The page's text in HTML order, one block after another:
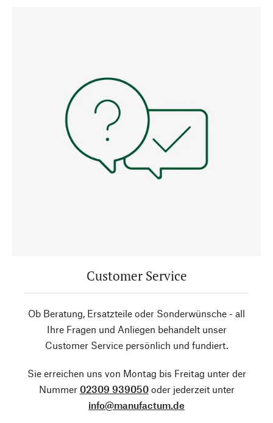
Customer Service
Ob Beratung, Ersatzteile oder Sonderwünsche - all
Ihre Fragen und Anliegen behandelt unser
Customer Service persönlich und fundiert.
Sie erreichen uns von Montag bis Freitag unter der
Nummer 02309 939050oder jederzeit unter
info@manufactum.de